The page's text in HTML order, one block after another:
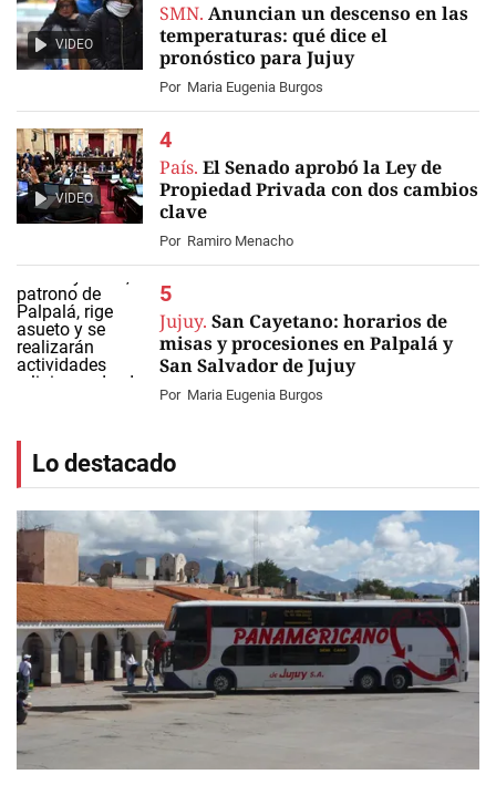
VIDEO
SMN. Anuncian un descenso en las
temperaturas: qué dice el
pronóstico para Jujuy
Por Maria Eugenia Burgos
VIDEO
País. El Senado aprobó la Ley de
Propiedad Privada con dos cambios
clave
Por Ramiro Menacho
Jujuy. San Cayetano: horarios de
misas y procesiones en Palpalá y
San Salvador de Jujuy
Por Maria Eugenia Burgos
Lo destacado